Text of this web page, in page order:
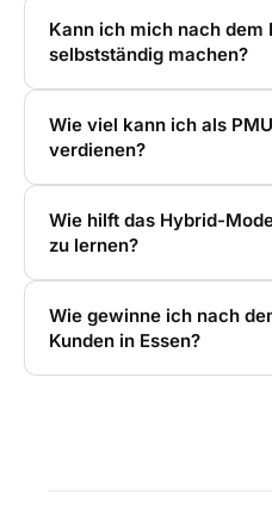
Kann ich mich nach dem
selbstständig machen?
Wie viel kann ich als
verdienen?
Wie hilft das Hybrid-
zu lernen?
Wie gewinne ich nach
Kunden in Essen?